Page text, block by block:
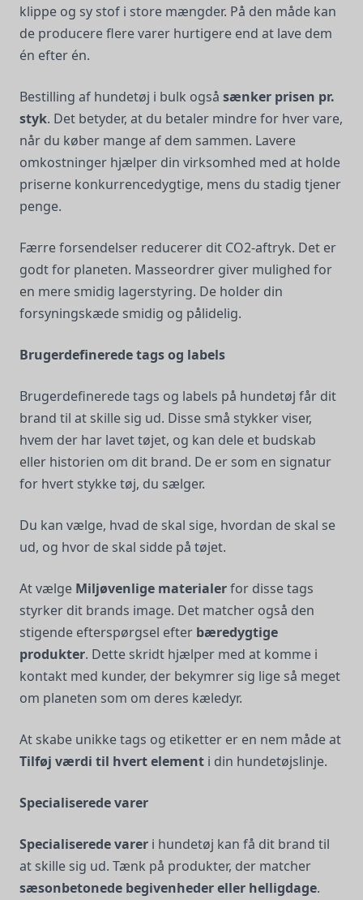
klippe og sy stof i store mængder. På den måde kan
de producere flere varer hurtigere end at lave dem
én efter én.
Bestilling af hundetøj i bulk også sænker prisen pr.
styk. Det betyder, at du betaler mindre for hver vare,
når du køber mange af dem sammen. Lavere
omkostninger hjælper din virksomhed med at holde
priserne konkurrencedygtige, mens du stadig tjener
penge.
Færre forsendelser reducerer dit CO2-aftryk. Det er
godt for planeten. Masseordrer giver mulighed for
en mere smidig lagerstyring. De holder din
forsyningskæde smidig og pålidelig.
Brugerdefinerede tags og labels
Brugerdefinerede tags og labels på hundetøj får dit
brand til at skille sig ud. Disse små stykker viser,
hvem der har lavet tøjet, og kan dele et budskab
eller historien om dit brand. De er som en signatur
for hvert stykke tøj, du sælger.
Du kan vælge, hvad de skal sige, hvordan de skal se
ud, og hvor de skal sidde på tøjet.
At vælge Miljøvenlige materialerfor disse tags
styrker dit brands image. Det matcher også den
stigende efterspørgsel efter bæredygtige
produkter. Dette skridt hjælper med at komme i
kontakt med kunder, der bekymrer sig lige så meget
om planeten som om deres kæledyr.
At skabe unikke tags og etiketter er en nem måde at
Tilføj værdi til hvert element i din hundetøjslinje.
Specialiserede varer
Specialiserede varer i hundetøj kan få dit brand til
at skille sig ud. Tænk på produkter, der matcher
sæsonbetonede begivenheder eller helligdage.